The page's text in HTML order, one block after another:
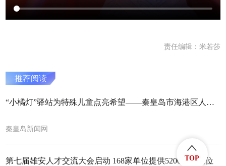
责任编辑：米若莎
推荐阅读
“小橘灯”驿站为特殊儿童点亮希望——秦皇岛市海港区人民里社区“专业社工+志愿服务”模式探索基层治理新路径
秦皇岛新闻网
第七届雄安人才交流大会启动 168家单位提供5200余个岗位
TOP